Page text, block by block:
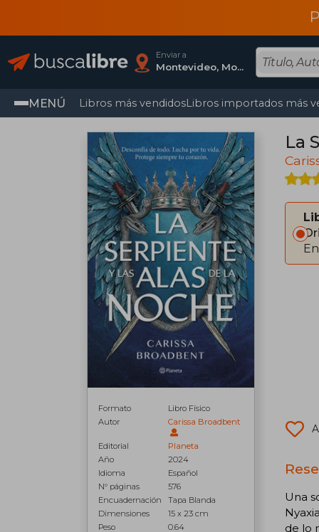
Enviar a
Montevideo, Montevideo
MENÚ Libros más vendidosLibros importados más
Formato
Libro Físico
Autor
Carissa Broadbent
Editorial
Planeta
Año
2024
Idioma
Español
N° páginas
576
Encuadernación
Tapa Blanda
Dimensiones
15 x 23 cm
Peso
0.64
La
Una
de lo